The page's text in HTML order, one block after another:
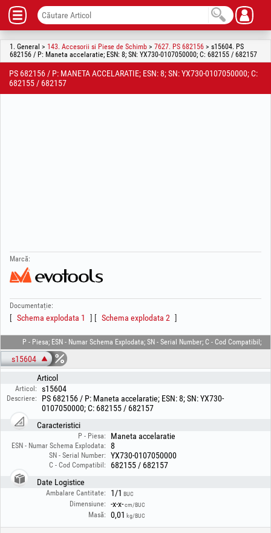
1. General > 143. Accesorii si Piese de Schimb > 7627. PS 682156 > s15604. PS
682156 / P: Maneta accelaratie; ESN: 8; SN: YX730-0107050000; C: 682155 / 682157
PS 682156 / P: MANETA ACCELARATIE; ESN: 8; SN: YX730-0107050000; C:
682155 / 682157
Marcă:
Documentație:
Schema explodata 1 Schema explodata 2
P - Piesa; ESN - Numar Schema Explodata; SN - Serial Number; C - Cod Compatibil;
s15604
Articol
Articol: s15604
Descriere:
PS 682156 / P: Maneta accelaratie; ESN: 8; SN: YX730-
0107050000; C: 682155 / 682157
Caracteristici
P - Piesa: Maneta accelaratie
ESN - Numar Schema Explodata: 8
SN - Serial Number: YX730-0107050000
C - Cod Compatibil:
682155 / 682157
Date Logistice
Ambalare Cantitate: 1/1 BUC
Dimensiune: -x-x-cm/BUC
Masă: 0,01 kg/BUC